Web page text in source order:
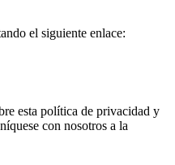
el siguiente enlace:
esta política de privacidad y
con nosotros a la